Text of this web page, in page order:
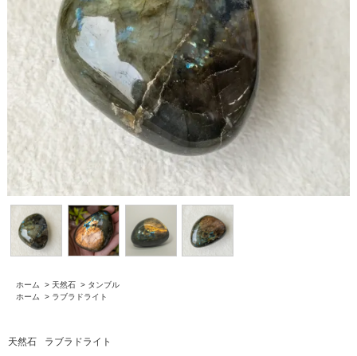
ホーム > 天然石 > タンブル
ホーム
> ラブラドライト
天然石 ラブラドライト